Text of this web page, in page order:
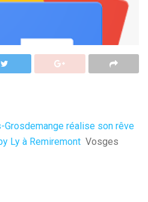
Grosdemange réalise son rêve
Ly à Remiremont Vosges